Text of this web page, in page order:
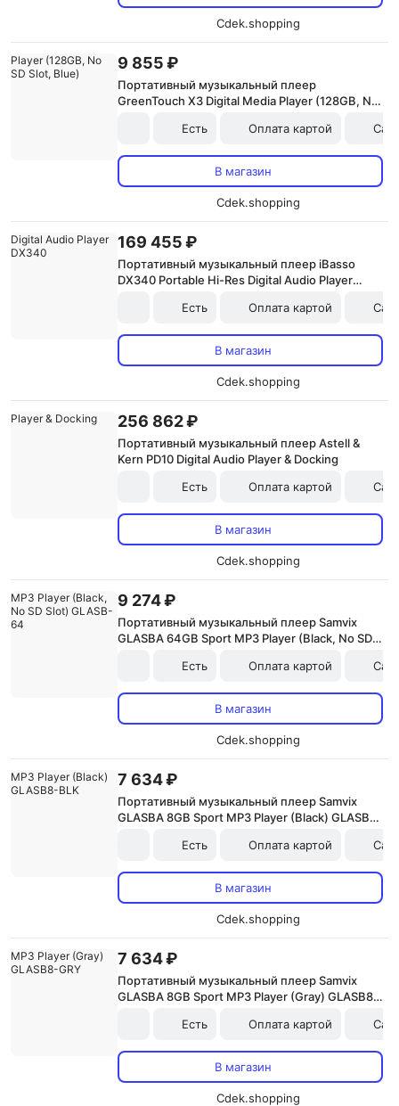
Cdek.shopping
9 855 ₽
Портативный музыкальный плеер
GreenTouch X3 Digital Media Player (128GB, No
Есть
Оплата картой
В магазин
Cdek.shopping
169 455 ₽
Портативный музыкальный плеер iBasso
DX340 Portable Hi-Res Digital Audio Player
Есть
Оплата картой
В магазин
Cdek.shopping
256 862 ₽
Портативный музыкальный плеер Astell &
Kern PD10 Digital Audio Player & Docking
Есть
Оплата картой
В магазин
Cdek.shopping
9 274 ₽
Портативный музыкальный плеер Samvix
GLASBA 64GB Sport MP3 Player (Black, No SD
Есть
Оплата картой
В магазин
Cdek.shopping
7 634 ₽
Портативный музыкальный плеер Samvix
GLASBA 8GB Sport MP3 Player (Black) GLASB8-
Есть
Оплата картой
В магазин
Cdek.shopping
7 634 ₽
Портативный музыкальный плеер Samvix
GLASBA 8GB Sport MP3 Player (Gray) GLASB8-
Есть
Оплата картой
В магазин
Cdek.shopping